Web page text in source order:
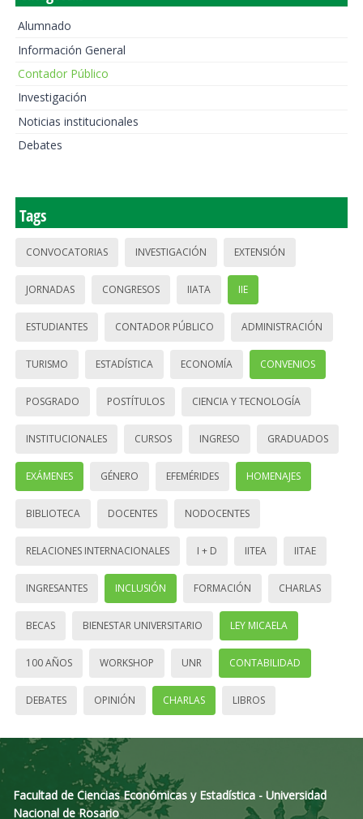
Alumnado
Información General
Contador Público
Investigación
Noticias institucionales
Debates
Tags
CONVOCATORIAS INVESTIGACIÓN EXTENSIÓN
JORNADAS CONGRESOS IIATA IIE
ESTUDIANTES CONTADOR PÚBLICO ADMINISTRACIÓN
TURISMO ESTADÍSTICA ECONOMÍA CONVENIOS
POSGRADO POSTÍTULOS CIENCIA Y TECNOLOGÍA
INSTITUCIONALES CURSOS INGRESO GRADUADOS
EXÁMENES GÉNERO EFEMÉRIDES HOMENAJES
BIBLIOTECA DOCENTES NODOCENTES
RELACIONES INTERNACIONALES I + D IITEA IITAE
INGRESANTES INCLUSIÓN FORMACIÓN CHARLAS
BECAS BIENESTAR UNIVERSITARIO LEY MICAELA
100 AÑOS WORKSHOP UNR CONTABILIDAD
DEBATES OPINIÓN CHARLAS LIBROS
Facultad de Ciencias Económicas y Estadística - Universidad
Nacional de Rosario